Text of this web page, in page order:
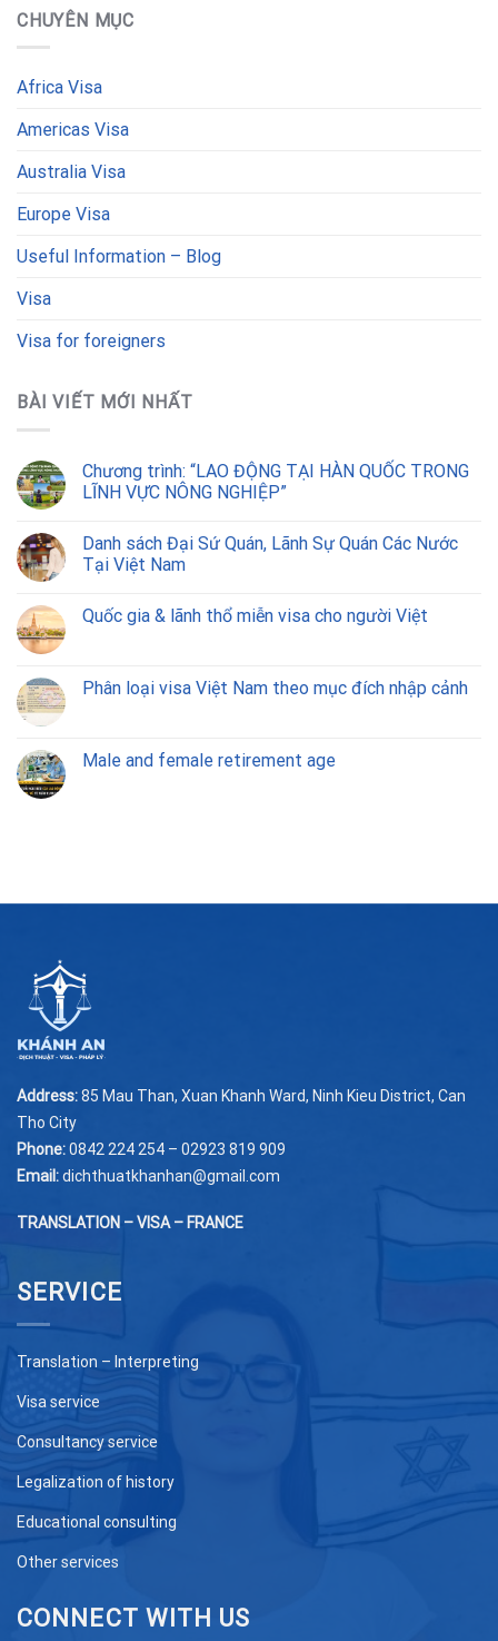
CHUYÊN MỤC
Africa Visa
Americas Visa
Australia Visa
Europe Visa
Useful Information – Blog
Visa
Visa for foreigners
BÀI VIẾT MỚI NHẤT
Chương trình: “LAO ĐỘNG TẠI HÀN QUỐC TRONG
LĨNH VỰC NÔNG NGHIỆP”
Danh sách Đại Sứ Quán, Lãnh Sự Quán Các Nước
Tại Việt Nam
Quốc gia & lãnh thổ miễn visa cho người Việt
Phân loại visa Việt Nam theo mục đích nhập cảnh
Male and female retirement age
Address:85 Mau Than, Xuan Khanh Ward, Ninh Kieu District, Can
Tho City
Phone:0842 224 254 – 02923 819 909
Email:dichthuatkhanhan@gmail.com
TRANSLATION – VISA – FRANCE
SERVICE
Translation – Interpreting
Visa service
Consultancy service
Legalization of history
Educational consulting
Other services
CONNECT WITH US